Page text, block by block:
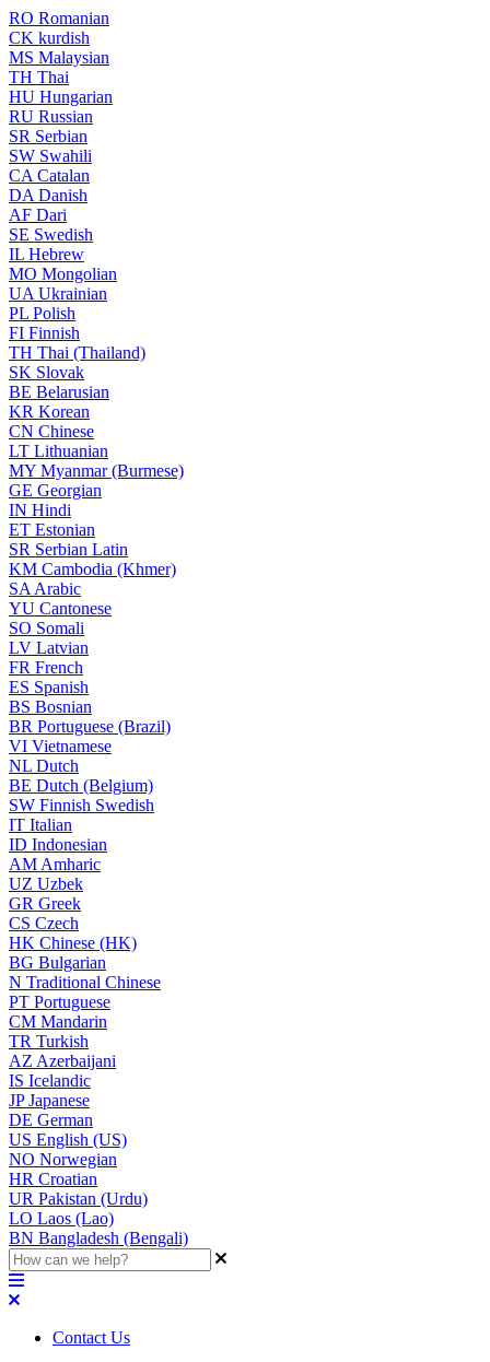
RO Romanian
CK kurdish
MS Malaysian
TH Thai
HU Hungarian
RU Russian
SR Serbian
SW Swahili
CA Catalan
DA Danish
AF Dari
SE Swedish
IL Hebrew
MO Mongolian
UA Ukrainian
PL Polish
FI Finnish
TH Thai (Thailand)
SK Slovak
BE Belarusian
KR Korean
CN Chinese
LT Lithuanian
MY Myanmar (Burmese)
GE Georgian
IN Hindi
ET Estonian
SR Serbian Latin
KM Cambodia (Khmer)
SA Arabic
YU Cantonese
SO Somali
LV Latvian
FR French
ES Spanish
BS Bosnian
BR Portuguese (Brazil)
VI Vietnamese
NL Dutch
BE Dutch (Belgium)
SW Finnish Swedish
IT Italian
ID Indonesian
AM Amharic
UZ Uzbek
GR Greek
CS Czech
HK Chinese (HK)
BG Bulgarian
N Traditional Chinese
PT Portuguese
CM Mandarin
TR Turkish
AZ Azerbaijani
IS Icelandic
JPJapanese
DE German
US English (US)
NO Norwegian
HR Croatian
UR Pakistan (Urdu)
LO Laos (Lao)
BN Bangladesh (Bengali)
Contact Us